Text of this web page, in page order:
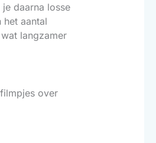
daarna losse
aantal
langzamer
over